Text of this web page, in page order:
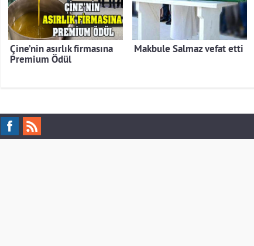
Çine’nin asırlık firmasına
Premium Ödül
Makbule Salmaz vefat etti